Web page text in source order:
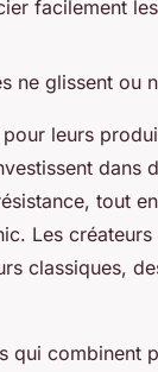
facilement
ne glissent ou
leurs
dans
tout
Les créateurs
classiques,
qui combinent